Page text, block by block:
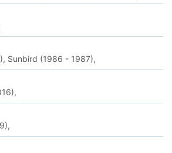
Sunbird (1986 - 1987),